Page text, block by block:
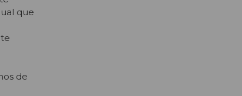
que
de